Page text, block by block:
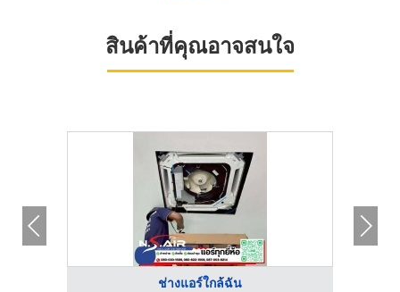
สินค้าที่คุณอาจสนใจ
ช่างแอร์ใกล้ฉัน